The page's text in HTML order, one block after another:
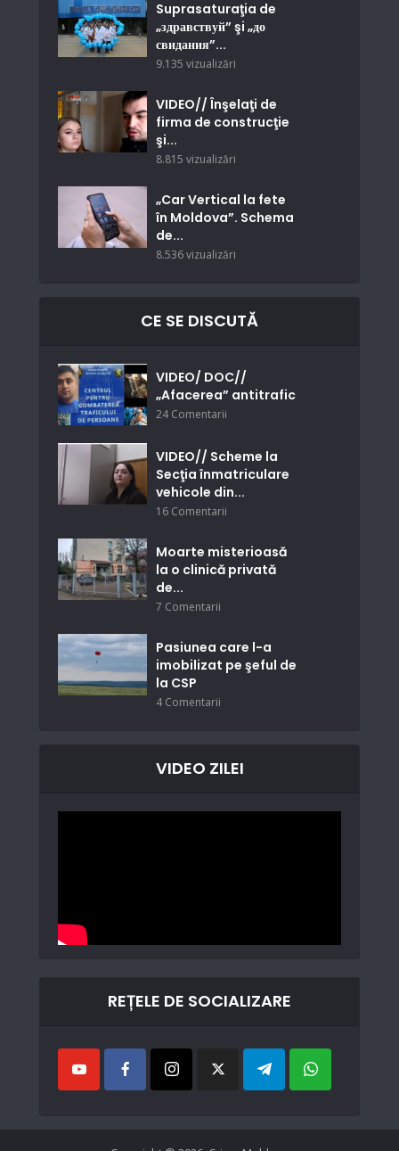
Suprasaturaţia de
„здравствуй” şi „до
свидания”...
9.135 vizualizări
VIDEO// Înşelaţi de
firma de construcţie
şi...
8.815 vizualizări
„Car Vertical la fete
în Moldova”. Schema
de...
8.536 vizualizări
CE SE DISCUTĂ
VIDEO/ DOC//
„Afacerea” antitrafic
24 Comentarii
VIDEO// Scheme la
Secţia înmatriculare
vehicole din...
16 Comentarii
Moarte misterioasă
la o clinică privată
de...
7 Comentarii
Pasiunea care l-a
imobilizat pe şeful de
la CSP
4 Comentarii
VIDEO ZILEI
REȚELE DE SOCIALIZARE